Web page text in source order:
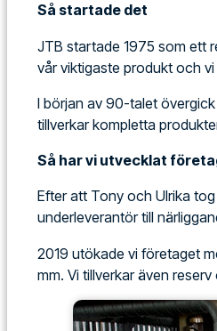
Så startade det
JTB startade 1975 som ett
vår viktigaste produkt och
I början av 90-talet
tillverkar kompletta
Så har vi utvecklat
Efter att Tony och Ulrika
underleverantör till
2019 utökade vi företaget
mm. Vi tillverkar även